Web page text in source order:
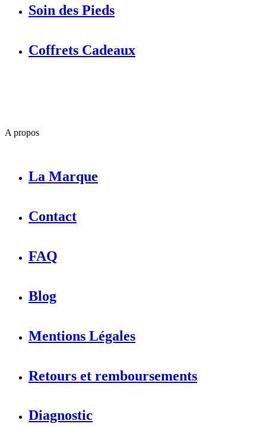
Soin des Pieds
Coffrets Cadeaux
A propos
La Marque
Contact
FAQ
Blog
Mentions Légales
Retours et remboursements
Diagnostic